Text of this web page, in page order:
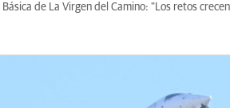
de La Virgen del Camino: "Los retos